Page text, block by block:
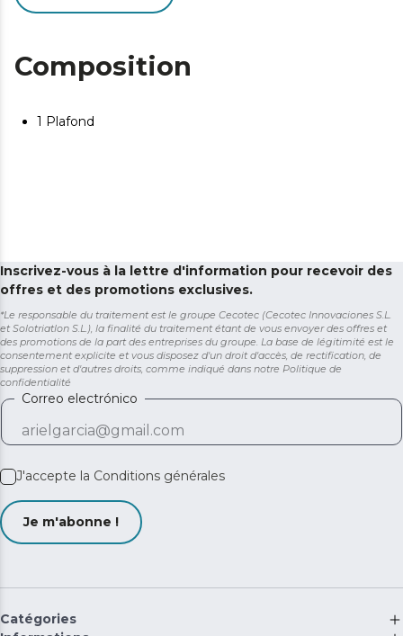
Composition
1 Plafond
Inscrivez-vous à la lettre d'information pour recevoir des
offres et des promotions exclusives.
*Le responsable du traitement est le groupe Cecotec (Cecotec Innovaciones S.L.
et Solotriatlon S.L.), la finalité du traitement étant de vous envoyer des offres et
des promotions de la part des entreprises du groupe. La base de légitimité est le
consentement explicite et vous disposez d'un droit d'accès, de rectification, de
suppression et d'autres droits, comme indiqué dans notre Politique de
confidentialité
Correo electrónico
J'accepte la Conditions générales
Je m'abonne !
Catégories